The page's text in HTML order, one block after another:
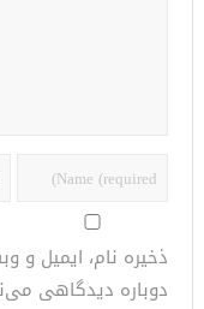
ذخیره نام، ایمیل و
دوباره دیدگاهی